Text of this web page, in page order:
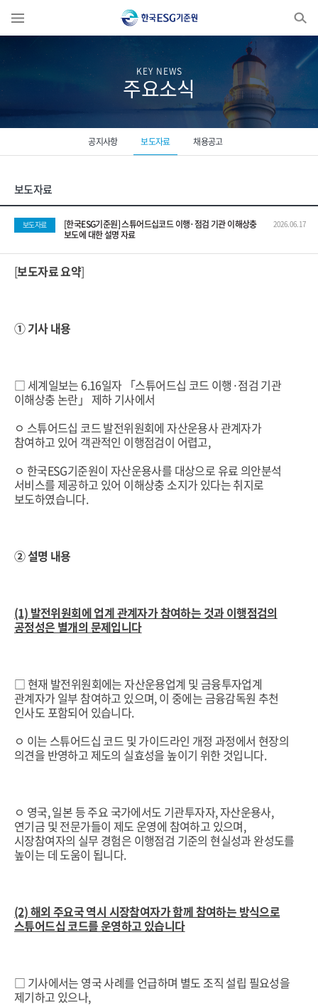
Enter search keyword...
KEY NEWS
주요소식
공지사항 보도자료 채용공고
보도자료
보도자료
[한국ESG기준원] 스튜어드십코드 이행·점검 기관 이해상충
보도에 대한 설명 자료
2026.06.17
[보도자료 요약]
① 기사 내용
□ 세계일보는 6.16일자 「스튜어드십 코드 이행·점검 기관
이해상충 논란」 제하 기사에서
ㅇ 스튜어드십 코드 발전위원회에 자산운용사 관계자가
참여하고 있어 객관적인 이행점검이 어렵고,
ㅇ 한국ESG기준원이 자산운용사를 대상으로 유료 의안분석
서비스를 제공하고 있어 이해상충 소지가 있다는 취지로
보도하였습니다.
② 설명 내용
(1) 발전위원회에 업계 관계자가 참여하는 것과 이행점검의
공정성은 별개의 문제입니다
□ 현재 발전위원회에는 자산운용업계 및 금융투자업계
관계자가 일부 참여하고 있으며, 이 중에는 금융감독원 추천
인사도 포함되어 있습니다.
ㅇ 이는 스튜어드십 코드 및 가이드라인 개정 과정에서 현장의
의견을 반영하고 제도의 실효성을 높이기 위한 것입니다.
ㅇ 영국, 일본 등 주요 국가에서도 기관투자자, 자산운용사,
연기금 및 전문가들이 제도 운영에 참여하고 있으며,
시장참여자의 실무 경험은 이행점검 기준의 현실성과 완성도를
높이는 데 도움이 됩니다.
(2) 해외 주요국 역시 시장참여자가 함께 참여하는 방식으로
스튜어드십 코드를 운영하고 있습니다
□ 기사에서는 영국 사례를 언급하며 별도 조직 설립 필요성을
제기하고 있으나,